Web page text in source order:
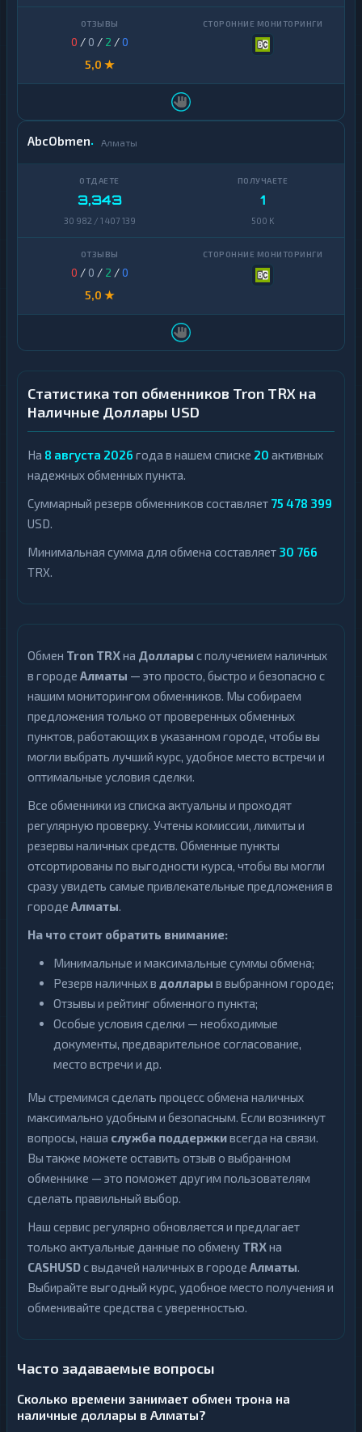
0 / 0 / 2 /0
5,0 ★
AbcObmen Алматы
3,343
30 982 / 1 407 139
1
500 K
0 / 0 / 2 /0
5,0 ★
Статистика топ обменников Tron TRX на
Наличные Доллары USD
На 8 августа 2026 года в нашем списке 20 активных
надежных обменных пункта.
Суммарный резерв обменников составляет 75 478 399
USD.
Минимальная сумма для обмена составляет 30 766
TRX.
Обмен Tron TRXна Доллары с получением наличных
в городе Алматы — это просто, быстро и безопасно с
нашим мониторингом обменников. Мы собираем
предложения только от проверенных обменных
пунктов, работающих в указанном городе, чтобы вы
могли выбрать лучший курс, удобное место встречи и
оптимальные условия сделки.
Все обменники из списка актуальны и проходят
регулярную проверку. Учтены комиссии, лимиты и
резервы наличных средств. Обменные пункты
отсортированы по выгодности курса, чтобы вы могли
сразу увидеть самые привлекательные предложения в
городе Алматы.
На что стоит обратить внимание:
Минимальные и максимальные суммы обмена;
Резерв наличных в доллары в выбранном городе;
Отзывы и рейтинг обменного пункта;
Особые условия сделки — необходимые
документы, предварительное согласование,
место встречи и др.
Мы стремимся сделать процесс обмена наличных
максимально удобным и безопасным. Если возникнут
вопросы, наша служба поддержкивсегда на связи.
Вы также можете оставить отзыв о выбранном
обменнике — это поможет другим пользователям
сделать правильный выбор.
Наш сервис регулярно обновляется и предлагает
только актуальные данные по обмену TRXна
CASHUSDс выдачей наличных в городе Алматы.
Выбирайте выгодный курс, удобное место получения и
обменивайте средства с уверенностью.
Часто задаваемые вопросы
Сколько времени занимает обмен трона на
наличные доллары в Алматы?